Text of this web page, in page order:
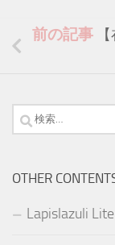
前の記事
検
索:
OTHER
Lapislazuli